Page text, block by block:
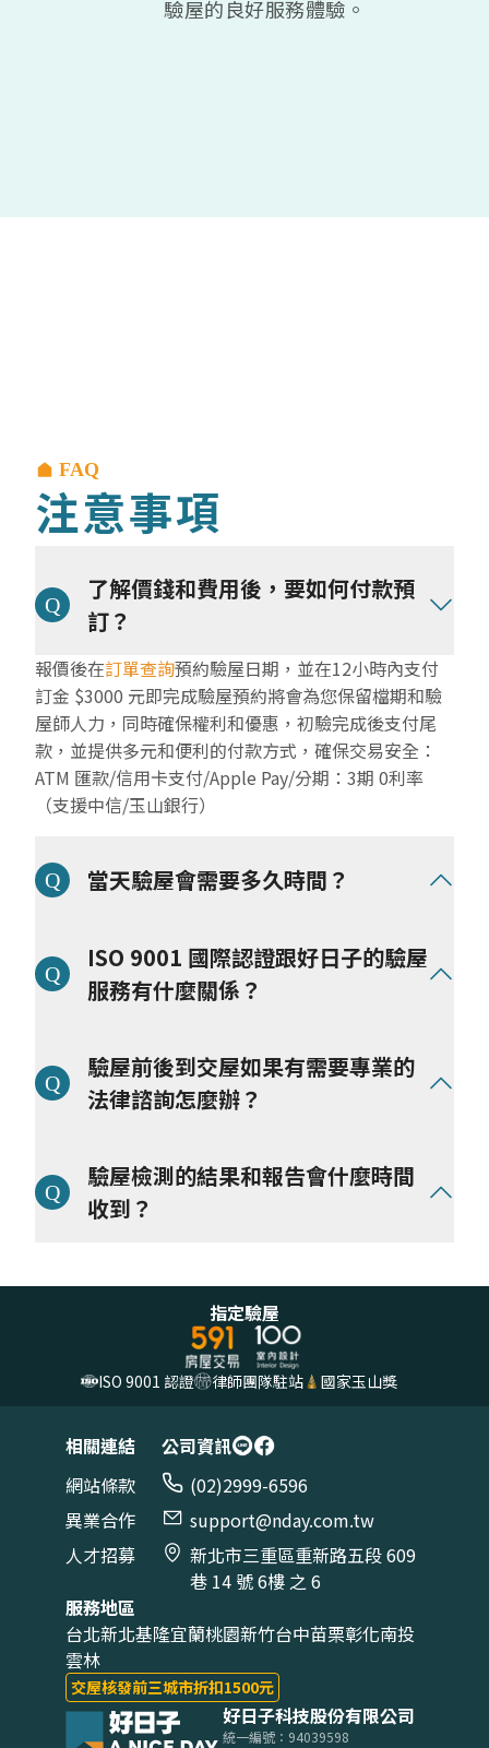
驗屋的良好服務體驗。
FAQ
注意事項
了解價錢和費用後，要如何付款預
訂？
報價後在訂單查詢預約驗屋日期，並在12小時內支付
訂金 $3000 元即完成驗屋預約將會為您保留檔期和驗
屋師人力，同時確保權利和優惠，初驗完成後支付尾
款，並提供多元和便利的付款方式，確保交易安全：
ATM 匯款/信用卡支付/Apple Pay/分期：3期 0利率
（支援中信/玉山銀行）
當天驗屋會需要多久時間？
問題為目標，
將依照坪數和屋況調派驗屋師人力：
● 透天屋況（40～50坪) 一般約為 4-5 小時(以上)
ISO 9001 國際認證跟好日子的驗屋
服務有什麼關係？
好日子科技驗屋在意使用者的良好服務體驗，透過創新
數位科技解決住屋問題，全面了解每一處細節，樹立行
業標準、透明化住房環境的每一哩建造之路，所以我們
程，並取得國際品質管理系統的認證：
我們遵循以下 5 大面向，維持每一次案件的服務品
質：品質保證、流程透明、客戶滿意度、持續改進、法
驗屋前後到交屋如果有需要專業的
法律諮詢怎麼辦？
的屋主 (註)免費法律諮詢服務和合約審查，為避免糾紛
與爭議，將協助釐清問題和給予專業建議，讓你從買
房、驗屋、交屋到入住的旅程中，都擁有最安心和良好
*註：根據方案而定
驗屋檢測的結果和報告會什麼時間
收到？
的缺失和修繕項目，完整驗屋報告於 24小時內（工作
日計算）提供「AI智慧驗屋報告」和「驗屋報告電子
指定驗屋
ISO 9001 認證 律師團隊駐站 國家玉山獎
相關連結
網站條款
異業合作
人才招募
公司資訊
(02)2999-6596
support@nday.com.tw
新北市三重區重新路五段 609
巷 14 號 6樓 之 6
服務地區
台北新北基隆宜蘭桃園新竹台中苗栗彰化南投
雲林
交屋核發前三城市折扣1500元
好日子科技股份有限公司
統一編號：94039598